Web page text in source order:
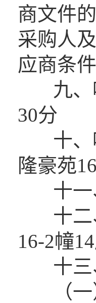
商文件
采购人
应商条
九、响
30分
十、
隆豪苑
十一、
十二
16-2幢
十三
（一